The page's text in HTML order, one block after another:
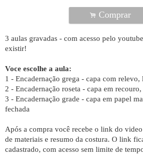
. Comprar
3 aulas gravadas - com acesso pelo
existir!
Voce escolhe a aula:
1 - Encadernação grega - capa com relevo,
2 - Encadernação roseta - capa em
3 - Encadernação grade - capa em papel
fechada
Após a compra você recebe o link do
de materiais e resumo da costura. O link
cadastrado, com acesso sem limite de